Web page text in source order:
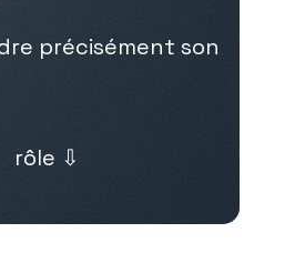
précisément son
rôle ⇩